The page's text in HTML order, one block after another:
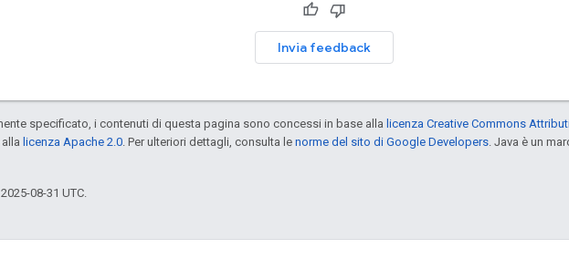
Invia feedback
specificato, i contenuti di questa pagina sono concessi in base alla licenza Creative Commons
licenza Apache 2.0 . Per ulteriori dettagli, consulta le norme del sito di Google Developers . Java è un
08-31 UTC.